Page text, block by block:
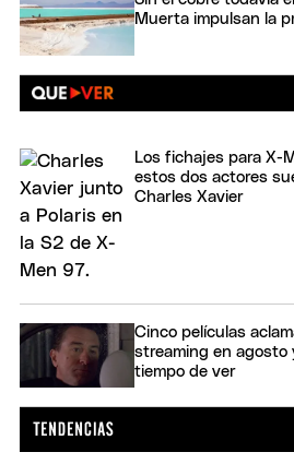
Muerta impulsan la
Los fichajes para X-
estos dos actores
Charles Xavier
Cinco películas
streaming en agosto
tiempo de ver